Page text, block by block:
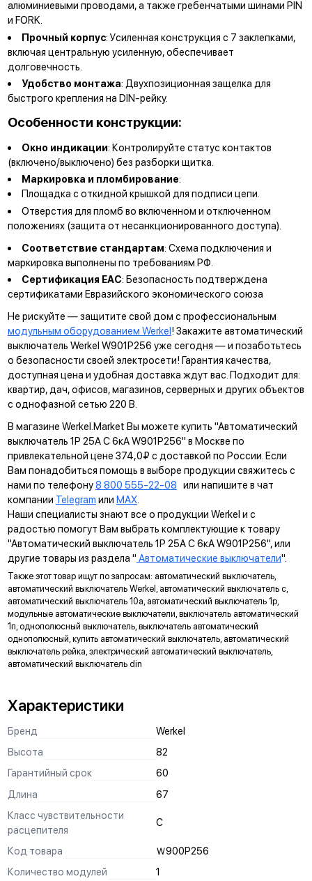
алюминиевыми проводами, а также гребенчатыми шинами PIN
и FORK.
Прочный корпус: Усиленная конструкция с 7 заклепками,
включая центральную усиленную, обеспечивает
долговечность.
Удобство монтажа: Двухпозиционная защелка для
быстрого крепления на DIN-рейку.
Особенности конструкции:
Окно индикации: Контролируйте статус контактов
(включено/выключено) без разборки щитка.
Маркировка и пломбирование:
Площадка с откидной крышкой для подписи цепи.
Отверстия для пломб во включенном и отключенном
положениях (защита от несанкционированного доступа).
Соответствие стандартам: Схема подключения и
маркировка выполнены по требованиям РФ.
Сертификация EAC: Безопасность подтверждена
сертификатами Евразийского экономического союза
Не рискуйте — защитите свой дом с профессиональным
модульным оборудованием Werkel! Закажите автоматический
выключатель Werkel W901P256 уже сегодня — и позаботьтесь
о безопасности своей электросети! Гарантия качества,
доступная цена и удобная доставка ждут вас. Подходит для:
квартир, дач, офисов, магазинов, серверных и других объектов
с однофазной сетью 220 В.
В магазине Werkel.Market Вы можете купить "Автоматический
выключатель 1P 25A C 6кА W901P256" в Москве по
привлекательной цене 374,0₽ с доставкой по России. Если
Вам понадобиться помощь в выборе продукции свяжитесь с
нами по телефону8 800 555-22-08 или напишите в чат
компании Telegram или MAX.
Наши специалисты знают все о продукции Werkel и с
радостью помогут Вам выбрать комплектующие к товару
"Автоматический выключатель 1P 25A C 6кА W901P256", или
другие товары из раздела " Автоматические выключатели".
Также этот товар ищут по запросам: автоматический выключатель,
автоматический выключатель Werkel, автоматический выключатель c,
автоматический выключатель 10а, автоматический выключатель 1p,
модульные автоматические выключатели, выключатель автоматический
1п, однополюсный выключатель, выключатель автоматический
однополюсный, купить автоматический выключатель, автоматический
выключатель рейка, электрический автоматический выключатель,
автоматический выключатель din
Характеристики
Бренд
Werkel
Высота
82
Гарантийный срок
60
Длина
67
Класс чувствительности
расцепителя
С
Код товара
Ｗ900P256
Количество модулей
1